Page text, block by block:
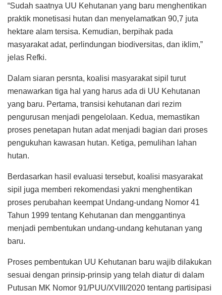
“Sudah saatnya UU Kehutanan yang baru menghentikan
praktik monetisasi hutan dan menyelamatkan 90,7 juta
hektare alam tersisa. Kemudian, berpihak pada
masyarakat adat, perlindungan biodiversitas, dan iklim,”
jelas Refki.
Dalam siaran persnta, koalisi masyarakat sipil turut
menawarkan tiga hal yang harus ada di UU Kehutanan
yang baru. Pertama, transisi kehutanan dari rezim
pengurusan menjadi pengelolaan. Kedua, memastikan
proses penetapan hutan adat menjadi bagian dari proses
pengukuhan kawasan hutan. Ketiga, pemulihan lahan
hutan.
Berdasarkan hasil evaluasi tersebut, koalisi masyarakat
sipil juga memberi rekomendasi yakni menghentikan
proses perubahan keempat Undang-undang Nomor 41
Tahun 1999 tentang Kehutanan dan menggantinya
menjadi pembentukan undang-undang kehutanan yang
baru.
Proses pembentukan UU Kehutanan baru wajib dilakukan
sesuai dengan prinsip-prinsip yang telah diatur di dalam
Putusan MK Nomor 91/PUU/XVIII/2020 tentang partisipasi